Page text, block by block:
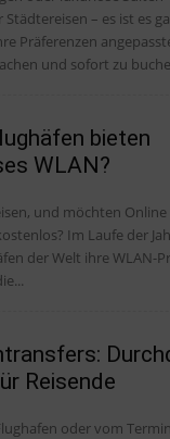
– es ist es
Präferenzen
und sofort zu
bieten
WLAN?
und möchten Online
Im Laufe der
der Welt ihre WLAN-
Reisende
oder vom